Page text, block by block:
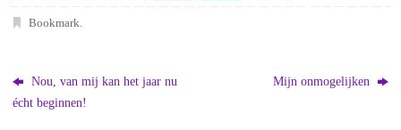
Bookmark.
Nou, van mij kan het jaar nu
écht beginnen!
Mijn onmogelijken